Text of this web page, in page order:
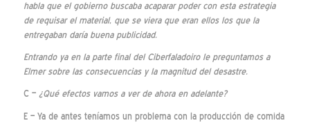
habla que el gobierno buscaba acaparar poder con esta estrategia
de requisar el material, que se viera que eran ellos los que la
entregaban daría buena publicidad.
Entrando ya en la parte final del Ciberfaladoiro le preguntamos a
Elmer sobre las consecuencias y la magnitud del desastre.
C – ¿Qué efectos vamos a ver de ahora en adelante?
E – Ya de antes teníamos un problema con la producción de comida